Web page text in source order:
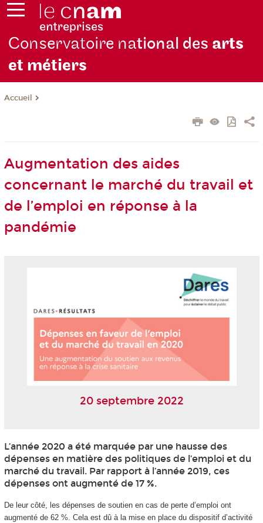
Conservatoire national des arts
et métiers
Accueil
Augmentation des aides
concernant le marché du travail et
de l’emploi en réponse à la
pandémie
20 septembre 2022
L’année 2020 a été marquée par une hausse des
dépenses en matière des politiques de l’emploi et du
marché du travail. Par rapport à l’année 2019, ces
dépenses ont augmenté de 17 %.
De leur côté, les dépenses de soutien en cas de perte d’emploi ont
augmenté de 62 %. Cela est dû à la mise en place du dispositif d’activité